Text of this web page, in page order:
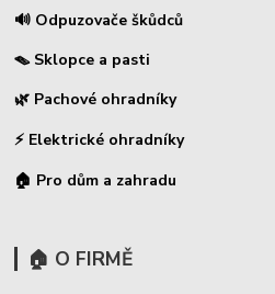
🔊 Odpuzovače škůdců
🪤 Sklopce a pasti
🌿 Pachové ohradníky
⚡ Elektrické ohradníky
🏠 Pro dům a zahradu
🏠 O FIRMĚ